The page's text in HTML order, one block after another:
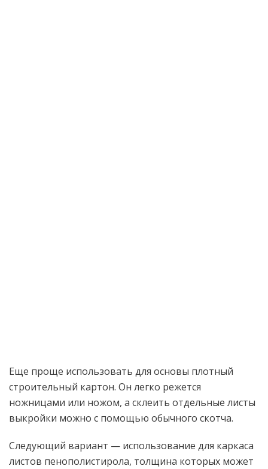
Еще проще использовать для основы плотный
строительный картон. Он легко режется
ножницами или ножом, а склеить отдельные листы
выкройки можно с помощью обычного скотча.
Следующий вариант — использование для каркаса
листов пенополистирола, толщина которых может